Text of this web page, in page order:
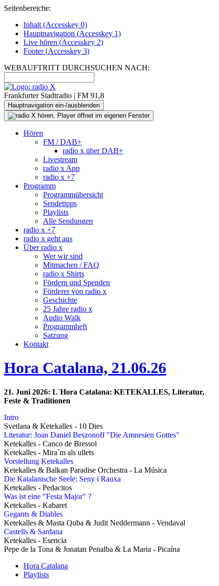
Seitenbereiche:
Inhalt (Accesskey 0)
Hauptnavigation (Accesskey 1)
Live hören (Accesskey 2)
Footer(Accesskey 3)
WEBAUFTRITT DURCHSUCHEN NACH:
Frankfurter Stadtradio | FM 91,8
Hauptnavigation ein-/ausblenden
Hören
FM / DAB+
radio x über DAB+
Livestream
radio x App
radio x +7
Programm
Programmübersicht
Sendetipps
Playlists
Alle Sendungen
radio x +7
radio x geht aus
Über radio x
Wer wir sind
Mitmachen / FAQ
radio x Shirts
Fördern und Spenden
Förderer von radio x
Geschichte
25 Jahre radio x
Audio Walk
Programmheft
Satzung
Kontakt
Hora Catalana, 21.06.26
21. Juni 2026: L`Hora Catalana: KETEKALLES, Literatur,
Feste & Traditionen
Intro
Svetlana & Ketekalles - 10 Dies
Literatur: Joan Daniel Beszonoff "Die Amnesien Gottes"
Ketekalles - Canco de Bressol
Ketekalles - Mira`m als ullets
Vorstellung Ketekalles
Ketekalles & Balkan Paradise Orchestra - La Música
Die Katalanische Seele: Seny i Rauxa
Ketekalles - Pedacitos
Was ist eine "Festa Major" ?
Ketekalles - Kabaret
Gegants & Diables
Ketekalles & Masta Quba & Judit Neddermann - Vendaval
Castells & Sardana
Ketekalles - Esencia
Pepe de la Tona & Jonatan Penalba & La Maria - Picaína
Hora Catalana
Playlists